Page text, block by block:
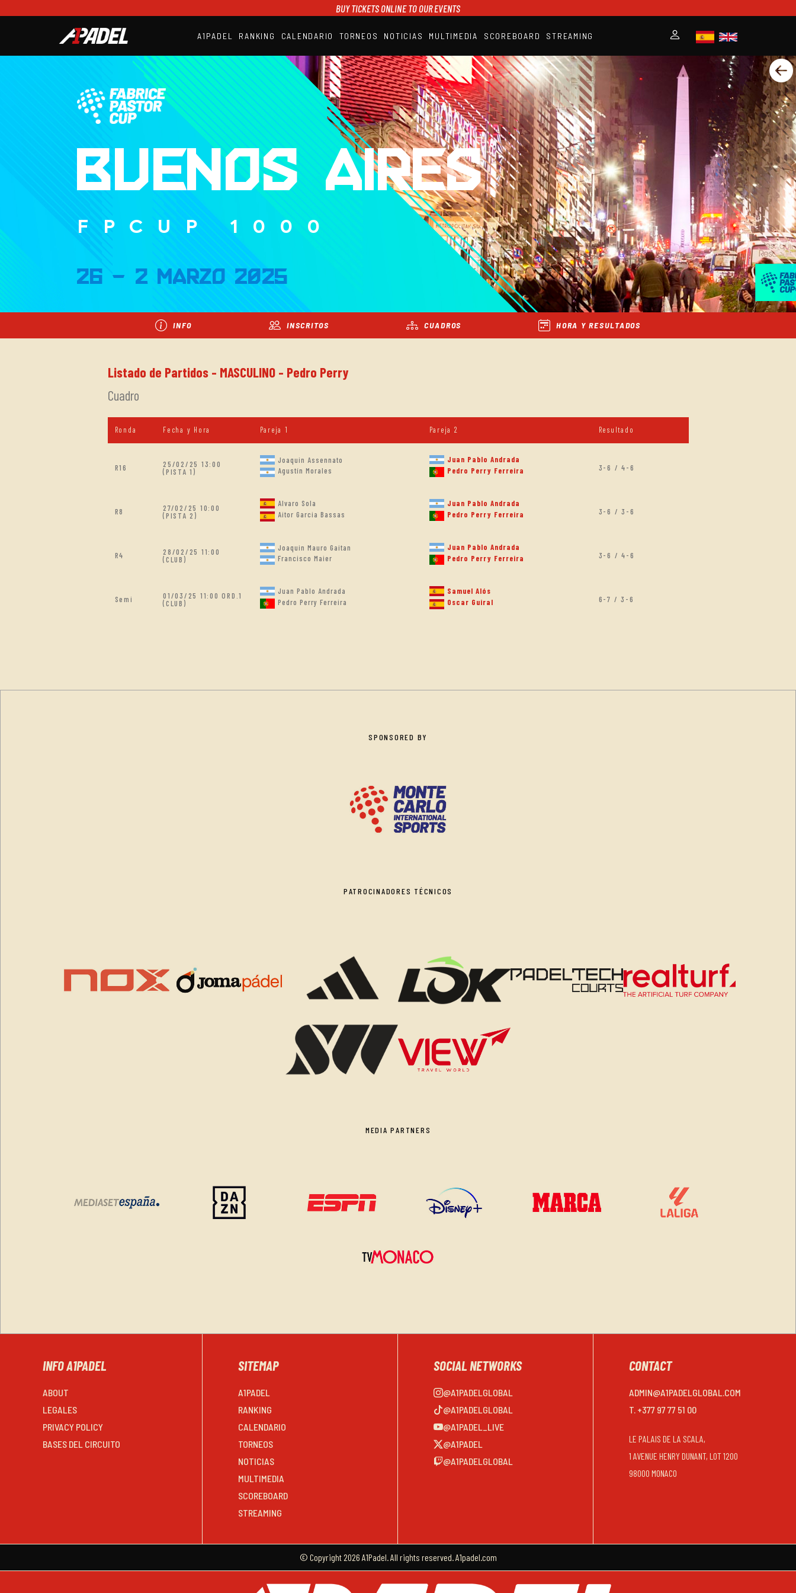
BUY TICKETS ONLINE TO OUR EVENTS
A1PADEL RANKING CALENDARIO TORNEOS NOTICIAS MULTIMEDIA SCOREBOARD STREAMING
A1PADEL
RANKING
CALENDARIO
TORNEOS
NOTICIAS
MULTIMEDIA
SCOREBOARD
STREAMING
BUENOS AIRES
FPCUP 1000
26 - 2 Marzo 2025
INFO INSCRITOS CUADROS HORA Y RESULTADOS
Listado de Partidos - MASCULINO - Pedro Perry
Cuadro
Ronda Fecha y Hora Pareja 1 Pareja 2 Resultado
R16
25/02/25 13:00
(PISTA 1)
Joaquin Assennato
Agustín Morales
Juan Pablo Andrada
Pedro Perry Ferreira
3-6 / 4-6
R8
27/02/25 10:00
(PISTA 2)
Alvaro Sola
Aitor Garcia Bassas
Juan Pablo Andrada
Pedro Perry Ferreira
3-6 / 3-6
R4
28/02/25 11:00
(CLUB)
Joaquin Mauro Gaitan
Francisco Maier
Juan Pablo Andrada
Pedro Perry Ferreira
3-6 / 4-6
Semi
01/03/25 11:00 ORD.1
(CLUB)
Juan Pablo Andrada
Pedro Perry Ferreira
Samuel Alós
Oscar Guiral
6-7 / 3-6
SPONSORED BY
PATROCINADORES TÉCNICOS
MEDIA PARTNERS
INFO A1PADEL
ABOUT
LEGALES
PRIVACY POLICY
BASES DEL CIRCUITO
SITEMAP
A1PADEL
RANKING
CALENDARIO
TORNEOS
NOTICIAS
MULTIMEDIA
SCOREBOARD
STREAMING
SOCIAL NETWORKS
@A1PADELGLOBAL
@A1PADELGLOBAL
@A1PADEL_LIVE
@A1PADEL
@A1PADELGLOBAL
CONTACT
ADMIN@A1PADELGLOBAL.COM
T. +377 97 77 51 00
LE PALAIS DE LA SCALA,
1 AVENUE HENRY DUNANT, LOT 1200
98000 MONACO
© Copyright 2026 A1Padel. All rights reserved. A1padel.com